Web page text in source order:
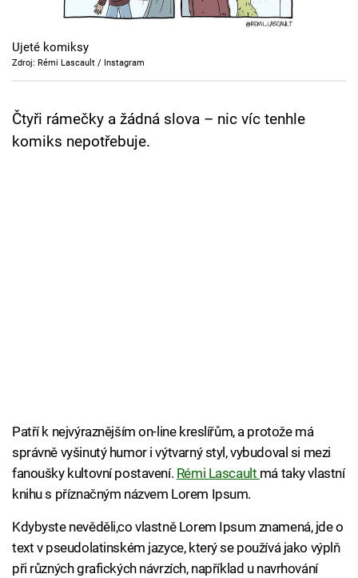
Cool Esport
Pořady
Sledujte prima+
Ujeté komiksy
Zdroj: Rémi Lascault / Instagram
Čtyři rámečky a žádná slova – nic víc tenhle
komiks nepotřebuje.
Patří k nejvýraznějším on-line kreslířům, a protože má
správně vyšinutý humor i výtvarný styl, vybudoval si mezi
fanoušky kultovní postavení. Rémi Lascault má taky vlastní
knihu s příznačným názvem Lorem Ipsum.
Kdybyste nevěděli,co vlastně Lorem Ipsum znamená, jde o
text v pseudolatinském jazyce, který se používá jako výplň
při různých grafických návrzích, například u navrhování